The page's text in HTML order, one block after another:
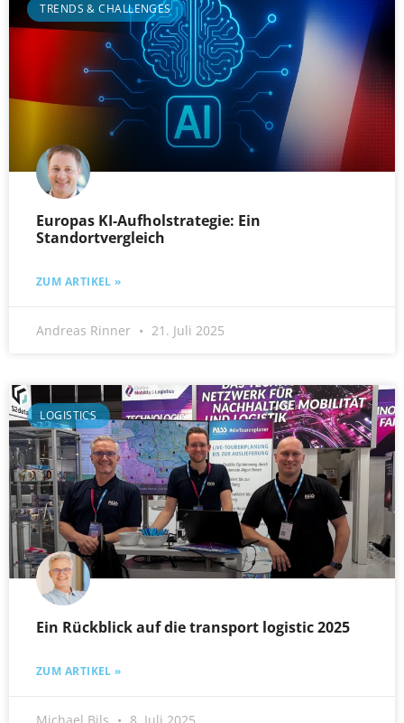
TRENDS & CHALLENGES
Europas KI-Aufholstrategie: Ein
Standortvergleich
ZUM ARTIKEL »
Andreas Rinner 21. Juli 2025
LOGISTICS
Ein Rückblick auf die transport logistic 2025
ZUM ARTIKEL »